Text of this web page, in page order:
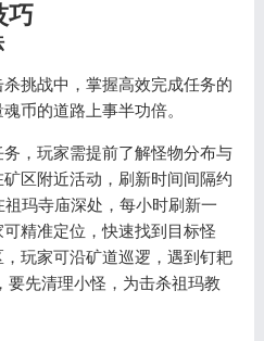
挑战中，掌握高效完成任务的
币的道路上事半功倍。
，玩家需提前了解怪物分布与
区附近活动，刷新时间间隔约
玛寺庙深处，每小时刷新一
精准定位，快速找到目标怪
玩家可沿矿道巡逻，遇到钉耙
要先清理小怪，为击杀祖玛教